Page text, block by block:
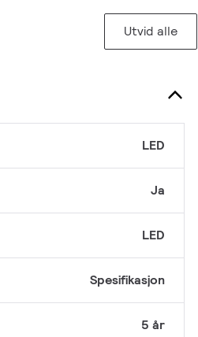
Utvid alle
LED
Ja
LED
Spesifikasjon
5 år